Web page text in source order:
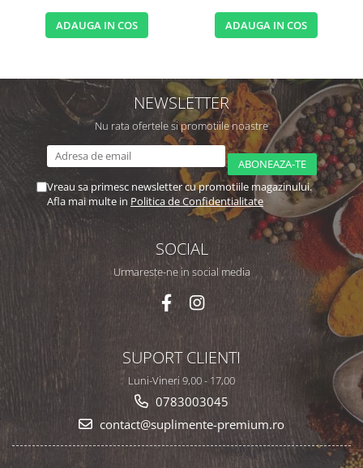
ADAUGA IN COS ADAUGA IN COS
NEWSLETTER
Nu rata ofertele si promotiile noastre
Vreau sa primesc newsletter cu promotiile magazinului.
Afla mai multe in Politica de Confidentialitate
SOCIAL
Urmareste-ne in social media
SUPORT CLIENTI
Luni-Vineri 9,00 - 17,00
0783003045
contact@suplimente-premium.ro